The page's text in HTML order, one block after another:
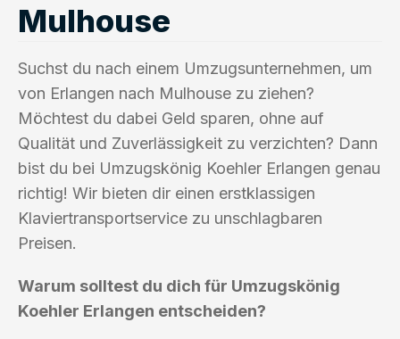
Mulhouse
Suchst du nach einem Umzugsunternehmen, um
von Erlangen nach Mulhouse zu ziehen?
Möchtest du dabei Geld sparen, ohne auf
Qualität und Zuverlässigkeit zu verzichten? Dann
bist du bei Umzugskönig Koehler Erlangen genau
richtig! Wir bieten dir einen erstklassigen
Klaviertransportservice zu unschlagbaren
Preisen.
Warum solltest du dich für Umzugskönig
Koehler Erlangen entscheiden?